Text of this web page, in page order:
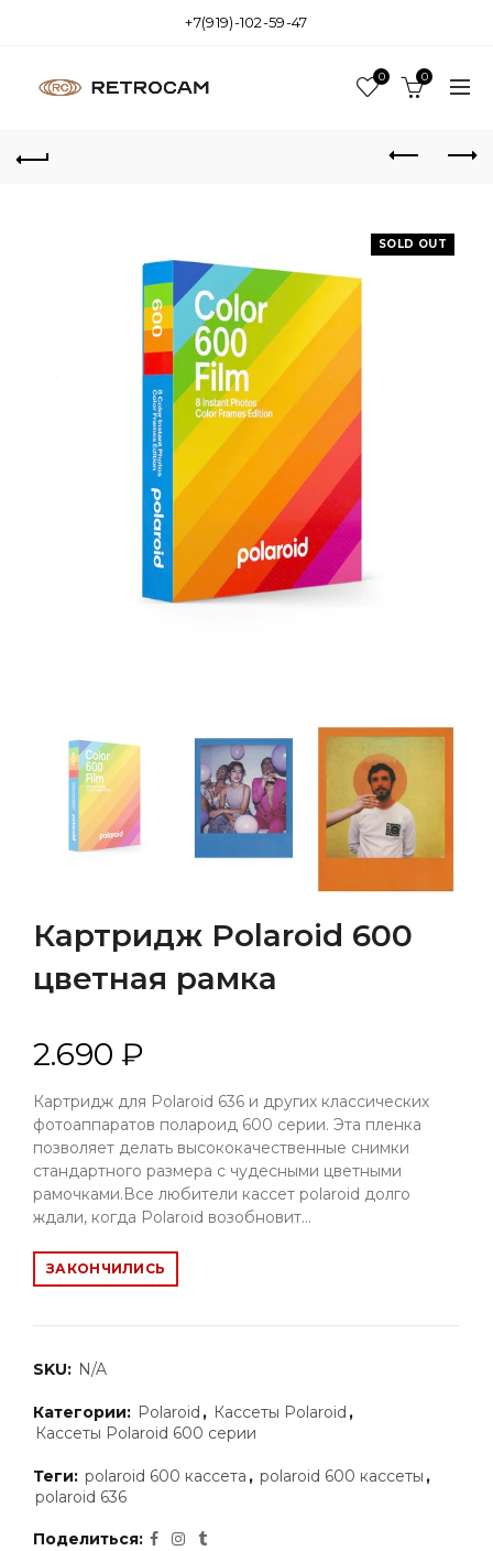
+7(919)-102-59-47
0 0
SOLD OUT
Картридж Polaroid 600
цветная рамка
2.690 ₽
Картридж для Polaroid 636 и других классических
фотоаппаратов полароид 600 серии. Эта пленка
позволяет делать высококачественные снимки
стандартного размера с чудесными цветными
рамочками.Все любители кассет polaroid долго
ждали, когда Polaroid возобновит...
ЗАКОНЧИЛИСЬ
SKU: N/A
Категории: Polaroid , Кассеты Polaroid ,
Кассеты Polaroid 600 серии
Теги: polaroid 600 кассета , polaroid 600 кассеты ,
polaroid 636
Поделиться